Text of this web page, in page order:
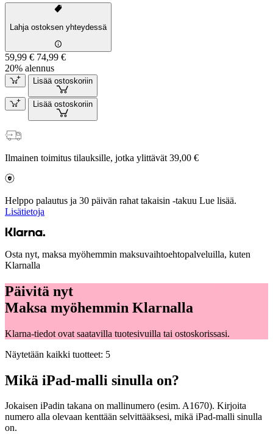
Lahja ostoksen yhteydessä
59,99 € 74,99 €
20% alennus
Lisää ostoskoriin
Lisää ostoskoriin
Ilmainen toimitus tilauksille, jotka ylittävät 39,00 €
Helppo palautus ja 30 päivän rahat takaisin -takuu Lue lisää.
Lisätietoja
Osta nyt, maksa myöhemmin maksuvaihtoehtopalveluilla, kuten
Klarnalla
Päivitä nyt
Maksa myöhemmin Klarnalla
Klarna-tiedot ovat saatavilla tuotesivuilla tai ostoskorissasi.
Näytetään kaikki tuotteet: 5
Mikä iPad-malli sinulla on?
Jokaisen iPadin takana on mallinumero (esim. A1670). Kirjoita
numero alla olevaan kenttään selvittääksesi, mikä iPad-malli sinulla
on.